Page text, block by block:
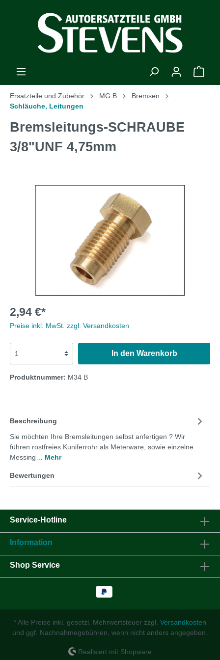
Ersatzteile und Zubehör MG B
Bremsen
Schläuche, Leitungen
Bremsleitungs-SCHRAUBE
3/8"UNF 4,75mm
2,94 €*
Preise inkl. MwSt. zzgl. Versandkosten
In den Warenkorb
Produktnummer: M34 B
Beschreibung
Sie möchten Ihre Bremsleitungen selbst anfertigen ? Wir
führen rostfreies Kuniferrohr als Meterware, sowie einzelne
Messing… Mehr
Bewertungen
Service-Hotline
Information
Shop Service
* Alle Preise inkl. gesetzl. Mehrwertsteuer zzgl. Versandkosten
und ggf. Nachnahmegebühren, wenn nicht anders angegeben.
Realisiert mit Shopware